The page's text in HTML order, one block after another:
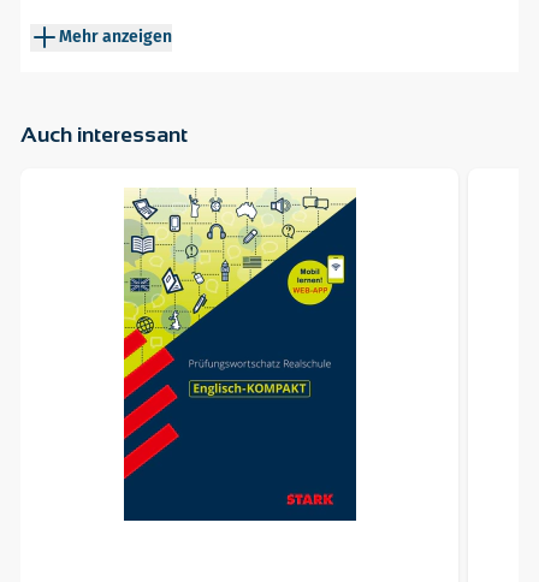
Neben einem Webbrowser wird Adobe Reader oder
Mehr anzeigen
Auch interessant
Press to skip carousel
Weiter zur Navigation in der